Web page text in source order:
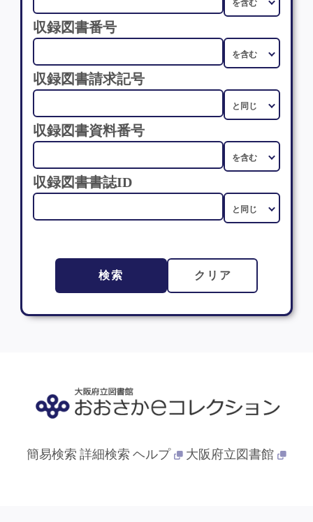
収録図書番号
収録図書請求記号
収録図書資料番号
収録図書書誌ID
検索 クリア
簡易検索 詳細検索 ヘルプ 大阪府立図書館